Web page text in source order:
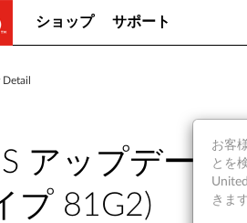
ショップ サポート
Detail
アップデート
プ 81G2)
お客
とを
きま